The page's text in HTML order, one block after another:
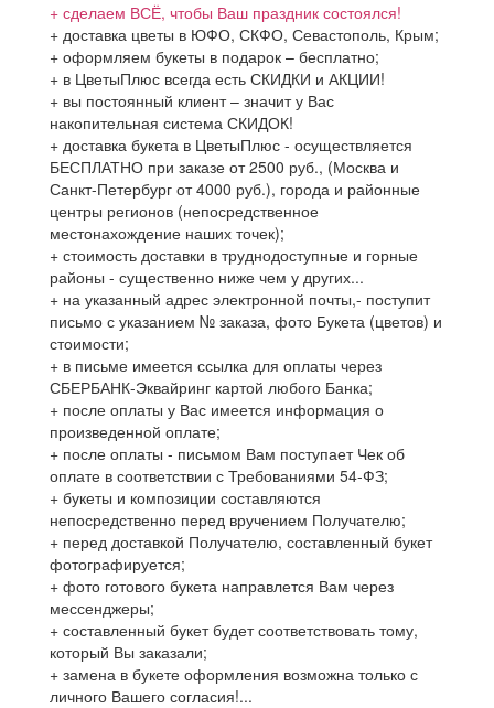
+ сделаем ВСЁ, чтобы Ваш праздник состоялся!
+ доставка цветы в ЮФО, СКФО, Севастополь, Крым;
+ оформляем букеты в подарок – бесплатно;
+ в ЦветыПлюс всегда есть СКИДКИ и АКЦИИ!
+ вы постоянный клиент – значит у Вас
накопительная система СКИДОК!
+ доставка букета в ЦветыПлюс - осуществляется
БЕСПЛАТНО при заказе от 2500 руб., (Москва и
Санкт-Петербург от 4000 руб.), города и районные
центры регионов (непосредственное
местонахождение наших точек);
+ стоимость доставки в труднодоступные и горные
районы - существенно ниже чем у других...
+ на указанный адрес электронной почты,- поступит
письмо с указанием № заказа, фото Букета (цветов) и
стоимости;
+ в письме имеется ссылка для оплаты через
СБЕРБАНК-Эквайринг картой любого Банка;
+ после оплаты у Вас имеется информация о
произведенной оплате;
+ после оплаты - письмом Вам поступает Чек об
оплате в соответствии с Требованиями 54-ФЗ;
+ букеты и композиции составляются
непосредственно перед вручением Получателю;
+ перед доставкой Получателю, составленный букет
фотографируется;
+ фото готового букета направлется Вам через
мессенджеры;
+ составленный букет будет соответствовать тому,
который Вы заказали;
+ замена в букете оформления возможна только с
личного Вашего согласия!...